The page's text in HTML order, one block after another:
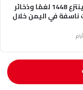
مسام ينتزع 1448 لغمًا وذخائر
ناسفة في اليمن خلال